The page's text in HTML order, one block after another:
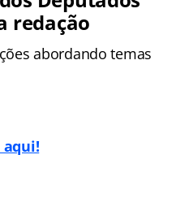
redação
abordando temas
aqui!